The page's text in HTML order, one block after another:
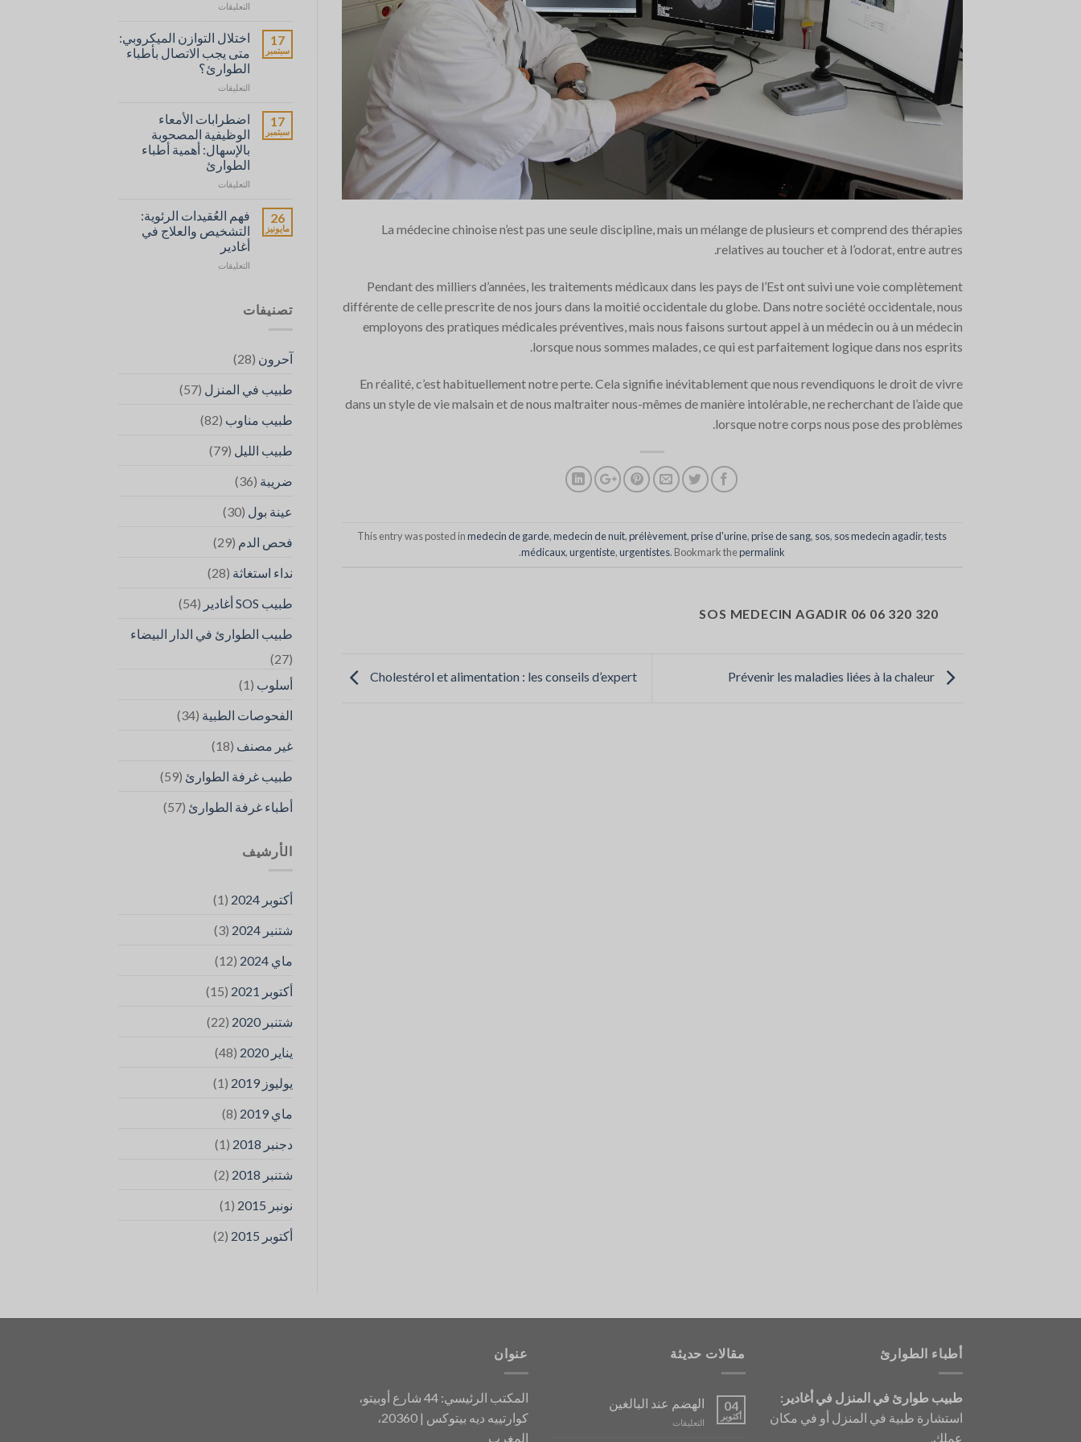
La médecine chinoise n’est pas une seule discipline, mais un mélange de plusieurs et comprend des thérapies
relatives au toucher et à l’odorat, entre autres.
Pendant des milliers d’années, les traitements médicaux dans les pays de l’Est ont suivi une voie complètement
différente de celle prescrite de nos jours dans la moitié occidentale du globe. Dans notre société occidentale, nous
employons des pratiques médicales préventives, mais nous faisons surtout appel à un médecin ou à un médecin
lorsque nous sommes malades, ce qui est parfaitement logique dans nos esprits.
En réalité, c’est habituellement notre perte. Cela signifie inévitablement que nous revendiquons le droit de vivre
dans un style de vie malsain et de nous maltraiter nous-mêmes de manière intolérable, ne recherchant de l’aide que
lorsque notre corps nous pose des problèmes.
This entry was posted inmedecin de garde,medecin de nuit,prélèvement,prise d'urine,prise de sang, sos, sos medecin agadir,tests
médicaux,urgentiste,urgentistes. Bookmark thepermalink
.
SOS MEDECIN AGADIR 06 06 320 320
Cholestérol et alimentation : les conseils d’expert
التعليقاتعلى
et
Prébiotiques
:
Leur
Rôle
l’Importance
de
SOS
Médecins
en
Cas
Besoin
مغلقة
17
سبتمبر
اختلال التوازن الميكروبي:
متى يجب الاتصال بأطباء
الطوارئ؟
التعليقاتعلى
Microbiens
:
Quand
Faire
Appel
Médecins
مغلقة
17
سبتمبر
اضطرابات الأمعاء
الوظيفية المصحوبة
بالإسهال: أهمية أطباء
الطوارئ
التعليقاتعلى
Fonctionnels
Intestinaux
avec
:
26
مايونيز
فهم العُقيدات الرئوية:
التشخيص والعلاج في
أغادير
التعليقاتعلى
à
مغلقة
تصنيفات
آحرون (28)
طبيب في المنزل (57)
طبيب مناوب (82)
طبيب الليل (79)
ضريبة (36)
عينة بول (30)
فحص الدم (29)
نداء استغاثة (28)
طبيب SOS أغادير
(54)
طبيب الطوارئ في الدار البيضاء
(27)
أسلوب (1)
الفحوصات الطبية (34)
غير مصنف (18)
طبيب غرفة الطوارئ (59)
أطباء غرفة الطوارئ (57)
الأرشيف
أكتوبر 2024
(1)
شتنبر 2024
(3)
ماي 2024
(12)
أكتوبر 2021
(15)
شتنبر 2020
(22)
يناير 2020
(48)
يوليوز 2019
(1)
ماي 2019
(8)
دجنبر 2018
(1)
شتنبر 2018
(2)
نونبر 2015
(1)
أكتوبر 2015
(2)
أطباء الطوارئ
طبيب طوارئ في المنزل في أغادير:
استشارة طبية في المنزل أو في مكان
عملك.
مقالات حديثة
04
أكتوبر
الهضم عند البالغين
التعليقات
عنوان
المكتب الرئيسي: 44 شارع أوبيتو،
كوارتييه ديه بيتوكس | 20360،
المغرب